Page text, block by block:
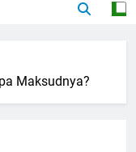
Maksudnya?